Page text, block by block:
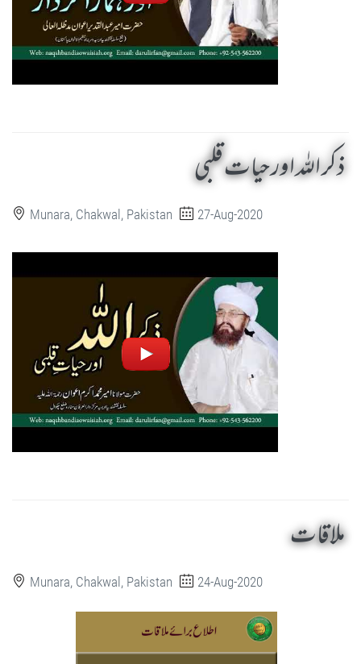
ذکر اللہ اور حیات قلبی
Munara, Chakwal, Pakistan 27-Aug-2020
ملاقات
Munara, Chakwal, Pakistan 24-Aug-2020